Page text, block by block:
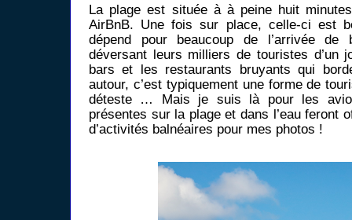
La plage est située à à peine huit
AirBnB. Une fois sur place, celle-ci est
dépend pour beaucoup de l’arrivée de
déversant leurs milliers de touristes d’un
bars et les restaurants bruyants qui
autour, c’est typiquement une forme de
déteste … Mais je suis là pour les
présentes sur la plage et dans l’eau feront
d’activités balnéaires pour mes photos !